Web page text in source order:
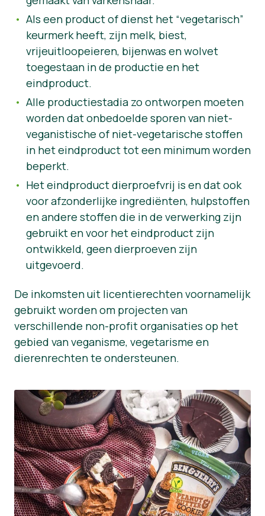
Als een product of dienst het “vegetarisch”
keurmerk heeft, zijn melk, biest,
vrijeuitloopeieren, bijenwas en wolvet
toegestaan in de productie en het
eindproduct.
Alle productiestadia zo ontworpen moeten
worden dat onbedoelde sporen van niet-
veganistische of niet-vegetarische stoffen
in het eindproduct tot een minimum worden
beperkt.
Het eindproduct dierproefvrij is en dat ook
voor afzonderlijke ingrediënten, hulpstoffen
en andere stoffen die in de verwerking zijn
gebruikt en voor het eindproduct zijn
ontwikkeld, geen dierproeven zijn
uitgevoerd.
De inkomsten uit licentierechten voornamelijk
gebruikt worden om projecten van
verschillende non-profit organisaties op het
gebied van veganisme, vegetarisme en
dierenrechten te ondersteunen.